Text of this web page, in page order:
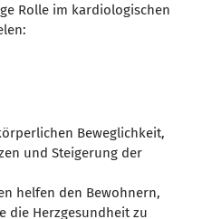
Rolle im kardiologischen
Beweglichkeit,
und Steigerung der
helfen den Bewohnern,
die Herzgesundheit zu